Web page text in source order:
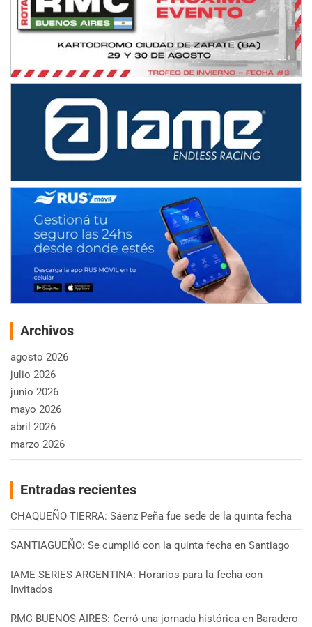
Archivos
agosto 2026
julio 2026
junio 2026
mayo 2026
abril 2026
marzo 2026
Entradas recientes
CHAQUEÑO TIERRA: Sáenz Peña fue sede de la quinta fecha
SANTIAGUEÑO: Se cumplió con la quinta fecha en Santiago
IAME SERIES ARGENTINA: Horarios para la fecha con
Invitados
RMC BUENOS AIRES: Cerró una jornada histórica en Baradero